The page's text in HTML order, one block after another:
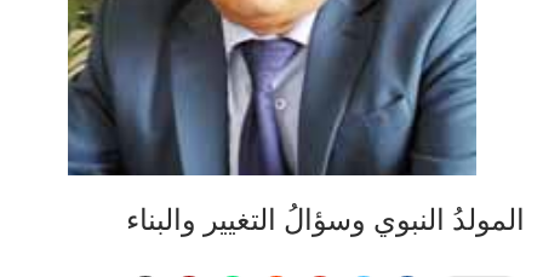
المولدُ النبوي وسؤالُ التغيير والبناء